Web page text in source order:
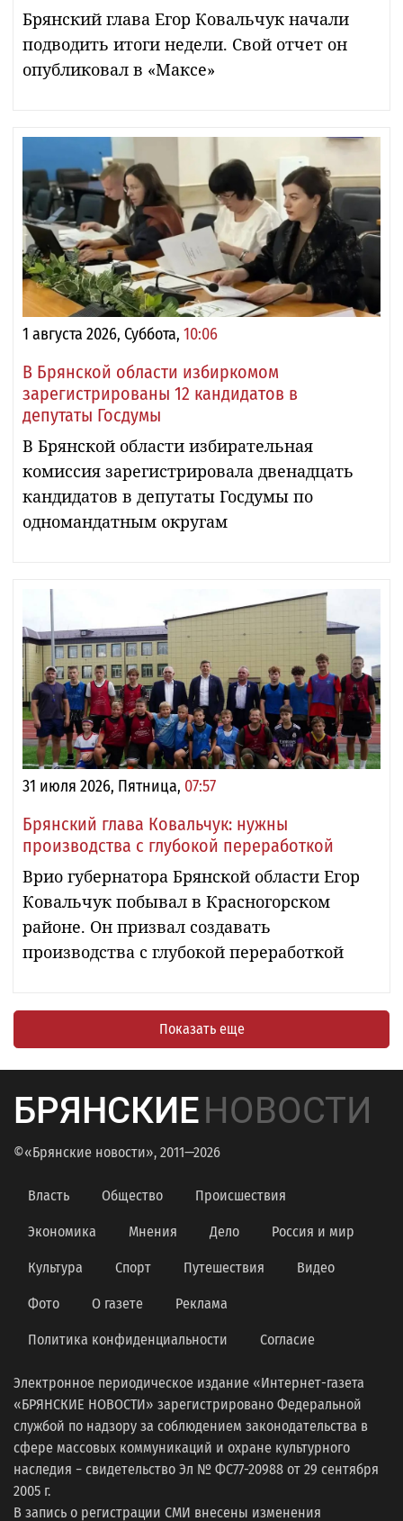
Брянский глава Егор Ковальчук начали
подводить итоги недели. Свой отчет он
опубликовал в «Максе»
1 августа 2026, Суббота, 10:06
В Брянской области избиркомом
зарегистрированы 12 кандидатов в
депутаты Госдумы
В Брянской области избирательная
комиссия зарегистрировала двенадцать
кандидатов в депутаты Госдумы по
одномандатным округам
31 июля 2026, Пятница, 07:57
Брянский глава Ковальчук: нужны
производства с глубокой переработкой
Врио губернатора Брянской области Егор
Ковальчук побывал в Красногорском
районе. Он призвал создавать
производства с глубокой переработкой
Показать еще
БРЯНСКИЕНОВОСТИ
©«Брянские новости», 2011—2026
Власть Общество Происшествия
Экономика Мнения Дело Россия и мир
Культура Спорт Путешествия Видео
Фото О газете Реклама
Политика конфиденциальности Согласие
Электронное периодическое издание «Интернет-газета
«БРЯНСКИЕ НОВОСТИ» зарегистрировано Федеральной
службой по надзору за соблюдением законодательства в
сфере массовых коммуникаций и охране культурного
наследия − свидетельство Эл № ФС77-20988 от 29 сентября
2005 г.
В запись о регистрации СМИ внесены изменения